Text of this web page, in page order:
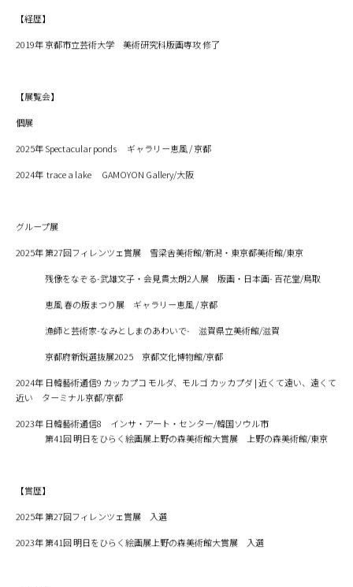
【経歴】
2019年 京都市立芸術大学 美術研究科版画専攻 修了
【展覧会】
個展
2025年 Spectacular ponds ギャラリー恵風 / 京都
2024年 trace a lake GAMOYON Gallery/大阪
グループ展
2025年 第27回フィレンツェ賞展 雪梁舎美術館/新潟・東京都美術館/東京
残像をなぞる-武雄文子・会見貫太朗2人展 版画・日本画- 百花堂/鳥取
恵風 春の版まつり展 ギャラリー恵風 / 京都
漁師と芸術家-なみとしまのあわいで- 滋賀県立美術館/滋賀
京都府新鋭選抜展2025 京都文化博物館/京都
2024年 日韓藝術通信9 カッカプコ モルダ、モルゴ カッカプダ | 近くて遠い、遠くて
近い ターミナル京都/京都
2023年 日韓藝術通信8 インサ・アート・センター/韓国ソウル市
第41回 明日をひらく絵画展上野の森美術館大賞展 上野の森美術館/東京
【賞歴】
2025年 第27回フィレンツェ賞展 入選
2023年 第41回 明日をひらく絵画展上野の森美術館大賞展 入選